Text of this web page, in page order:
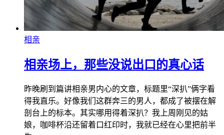
相亲
相亲场上，那些没说出口的真心话
昨晚刷到篇讲相亲男内心的文章，标题里“深扒”俩字看
得我直乐。好像我们这群奔三的男人，都成了被摆在解
剖台上的标本。其实哪用得着深扒？我上周刚见的姑
娘，咖啡杯沿还留着口红印时，我就已经在心里把前半